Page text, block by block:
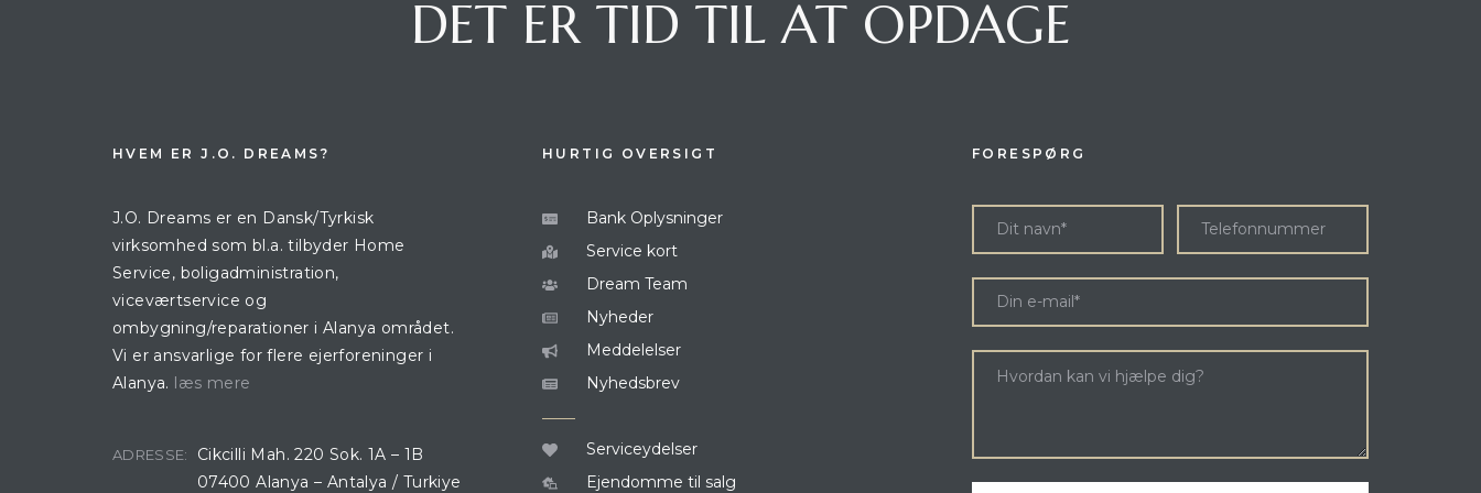
DET ER TID TIL AT OPDAGE
HVEM ER J.O. DREAMS?
J.O. Dreams er en Dansk/Tyrkisk
virksomhed som bl.a. tilbyder Home
Service, boligadministration,
viceværtservice og
ombygning/reparationer i Alanya området.
Vi er ansvarlige for flere ejerforeninger i
Alanya. læs mere
ADRESSE:
Cikcilli Mah. 220 Sok. 1A – 1B
07400 Alanya – Antalya / Turkiye
HURTIG OVERSIGT
Bank Oplysninger
Service kort
Dream Team
Nyheder
Meddelelser
Nyhedsbrev
Serviceydelser
Ejendomme til salg
FORESPØRG